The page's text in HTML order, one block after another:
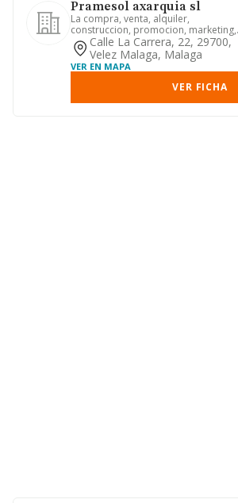
Pramesol axarquia sl
La compra, venta, alquiler,
construccion, promocion, marketing,
mantenimiento y explotacion tanto p...
Calle La Carrera, 22, 29700,
Velez Malaga, Malaga
VER EN MAPA
VER FICHA